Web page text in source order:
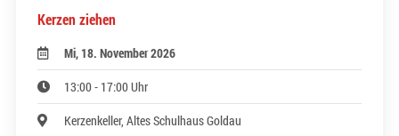
Kerzen ziehen
Mi, 18. November 2026
13:00 - 17:00 Uhr
Kerzenkeller, Altes Schulhaus Goldau